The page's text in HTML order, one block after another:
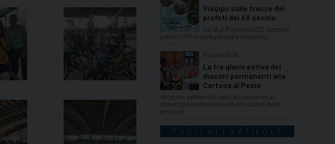
Viaggio sulle tracce dei
profeti del XX secolo
Dal 12 al 15 ottobre 2026. Iscrizioni
presso l'Ufficio pellegrinaggio diocesano.
6 Luglio 2026
La tre giorni estiva dei
diaconi permanenti alla
Certosa di Pesio
Nel primo weekend di luglio la convivenza di
fraternità e condivisione con altri diaconi della
provincia
TUTTI GLI ARTICOLI